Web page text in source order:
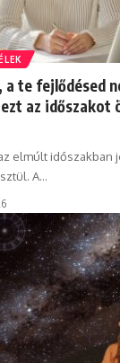
te fejlődésed
az időszakot
elmúlt időszakban
A…